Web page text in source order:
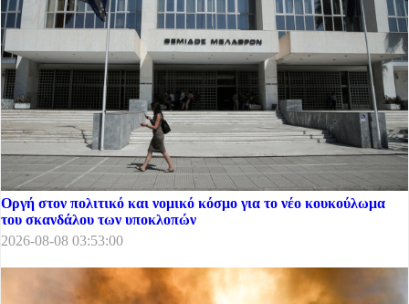
Οργή στον πολιτικό και νομικό κόσμο για το νέο κουκούλωμα
του σκανδάλου των υποκλοπών
2026-08-08 03:53:00